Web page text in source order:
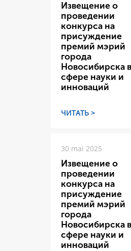
Извещение о
проведении
конкурса на
присуждение
премий мэрий
города
Новосибирска в
сфере науки и
инноваций
ЧИТАТЬ >
30 mai 2025
Извещение о
проведении
конкурса на
присуждение
премий мэрий
города
Новосибирска в
сфере науки и
инноваций